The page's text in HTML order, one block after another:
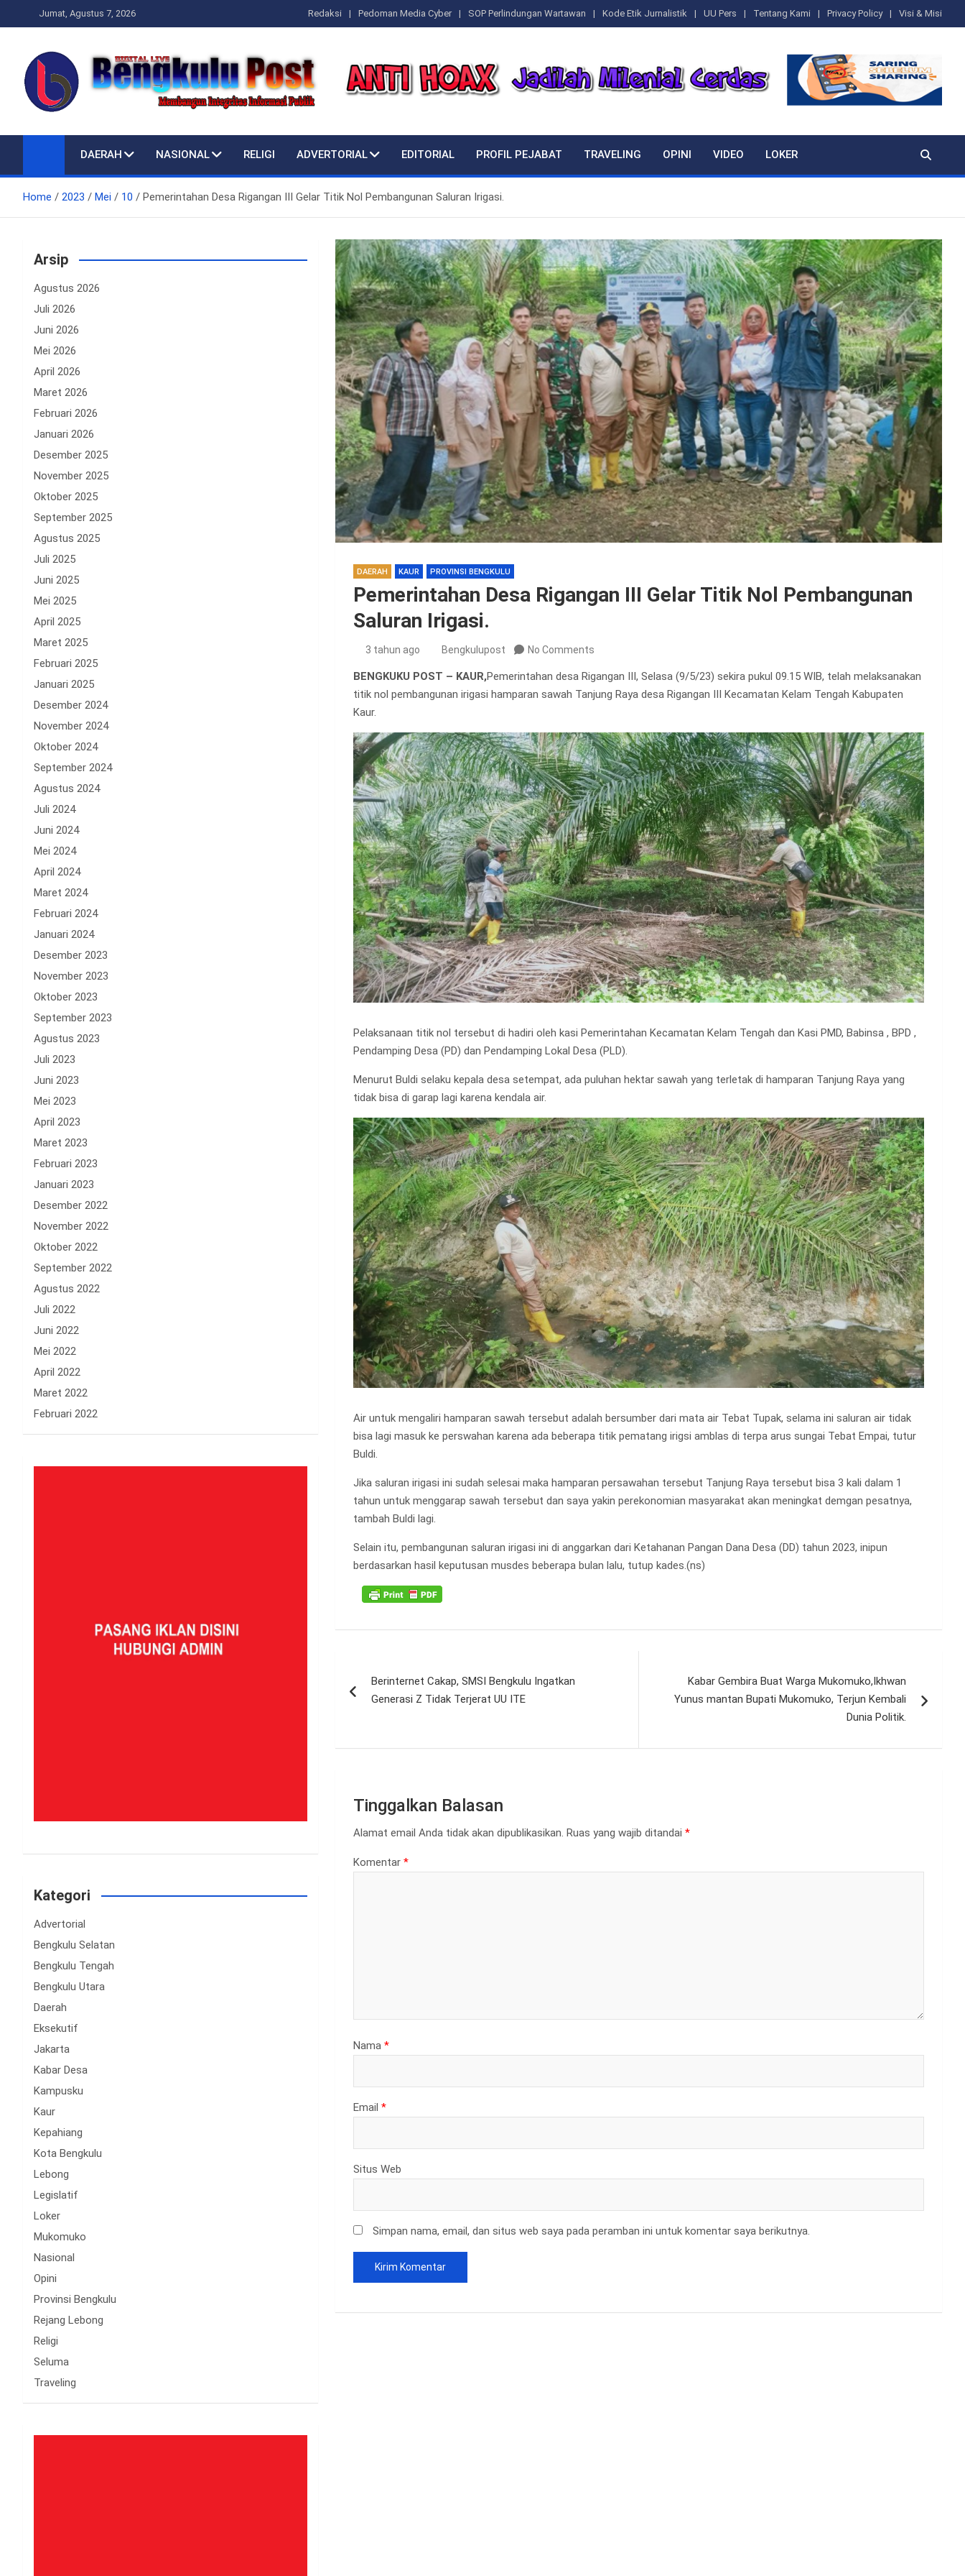
to
Jumat, Agustus 7, 2026 Redaksi Pedoman Media Cyber SOP Perlindungan Wartawan Kode Etik Jurnalistik UU Pers Tentang Kami Privacy Policy Visi & Misi
Bengkulupost.id
DAERAH NASIONAL RELIGI ADVERTORIAL EDITORIAL PROFIL PEJABAT TRAVELING OPINI VIDEO LOKER
Home 2023 Mei 10 Pemerintahan Desa Rigangan III Gelar Titik Nol Pembangunan Saluran Irigasi.
DAERAH KAUR PROVINSI BENGKULU
Pemerintahan Desa Rigangan III Gelar Titik Nol Pembangunan
Saluran Irigasi.
3 tahun ago Bengkulupost No Comments
BENGKUKU POST – KAUR,Pemerintahan desa Rigangan III, Selasa (9/5/23) sekira pukul 09.15 WIB, telah melaksanakan
titik nol pembangunan irigasi hamparan sawah Tanjung Raya desa Rigangan III Kecamatan Kelam Tengah Kabupaten
Kaur.
Pelaksanaan titik nol tersebut di hadiri oleh kasi Pemerintahan Kecamatan Kelam Tengah dan Kasi PMD, Babinsa , BPD ,
Pendamping Desa (PD) dan Pendamping Lokal Desa (PLD).
Menurut Buldi selaku kepala desa setempat, ada puluhan hektar sawah yang terletak di hamparan Tanjung Raya yang
tidak bisa di garap lagi karena kendala air.
Air untuk mengaliri hamparan sawah tersebut adalah bersumber dari mata air Tebat Tupak, selama ini saluran air tidak
bisa lagi masuk ke perswahan karena ada beberapa titik pematang irigsi amblas di terpa arus sungai Tebat Empai, tutur
Buldi.
Jika saluran irigasi ini sudah selesai maka hamparan persawahan tersebut Tanjung Raya tersebut bisa 3 kali dalam 1
tahun untuk menggarap sawah tersebut dan saya yakin perekonomian masyarakat akan meningkat demgan pesatnya,
tambah Buldi lagi.
Selain itu, pembangunan saluran irigasi ini di anggarkan dari Ketahanan Pangan Dana Desa (DD) tahun 2023, inipun
berdasarkan hasil keputusan musdes beberapa bulan lalu, tutup kades.(ns)
posBerinternet Cakap, SMSI Bengkulu Ingatkan
Generasi Z Tidak Terjerat UU ITE
Kabar Gembira Buat Warga Mukomuko,Ikhwan
Yunus mantan Bupati Mukomuko, Terjun Kembali
Dunia Politik.
Tinggalkan Balasan
Alamat email Anda tidak akan dipublikasikan. Ruas yang wajib ditandai *
Komentar *
Nama *
Email *
Situs Web
Simpan nama, email, dan situs web saya pada peramban ini untuk komentar saya berikutnya.
Arsip
Agustus 2026
Juli 2026
Juni 2026
Mei 2026
April 2026
Maret 2026
Februari 2026
Januari 2026
Desember 2025
November 2025
Oktober 2025
September 2025
Agustus 2025
Juli 2025
Juni 2025
Mei 2025
April 2025
Maret 2025
Februari 2025
Januari 2025
Desember 2024
November 2024
Oktober 2024
September 2024
Agustus 2024
Juli 2024
Juni 2024
Mei 2024
April 2024
Maret 2024
Februari 2024
Januari 2024
Desember 2023
November 2023
Oktober 2023
September 2023
Agustus 2023
Juli 2023
Juni 2023
Mei 2023
April 2023
Maret 2023
Februari 2023
Januari 2023
Desember 2022
November 2022
Oktober 2022
September 2022
Agustus 2022
Juli 2022
Juni 2022
Mei 2022
April 2022
Maret 2022
Februari 2022
Kategori
Advertorial
Bengkulu Selatan
Bengkulu Tengah
Bengkulu Utara
Daerah
Eksekutif
Jakarta
Kabar Desa
Kampusku
Kaur
Kepahiang
Kota Bengkulu
Lebong
Legislatif
Loker
Mukomuko
Nasional
Opini
Provinsi Bengkulu
Rejang Lebong
Religi
Seluma
Traveling